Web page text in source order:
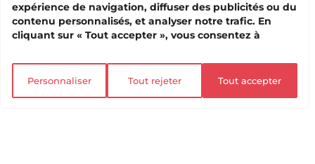
expérience de navigation, diffuser des publicités ou du
contenu personnalisés, et analyser notre trafic. En
cliquant sur « Tout accepter », vous consentez à
Personnaliser Tout rejeter Tout accepter
Location conteneur Nantes : pourquoi un